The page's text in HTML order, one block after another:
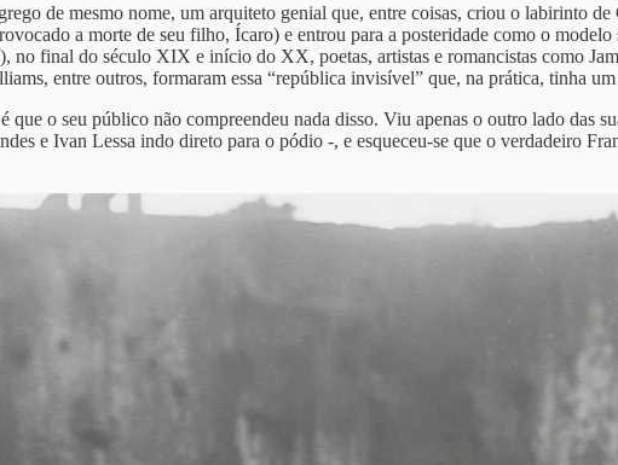
de mesmo nome, um arquiteto genial que, entre coisas, criou o labirinto de
a morte de seu filho, Ícaro) e entrou para a posteridade como o
no final do século XIX e início do XX, poetas, artistas e romancistas como
entre outros, formaram essa “república invisível” que, na prática, tinha
o seu público não compreendeu nada disso. Viu apenas o outro lado das
e Ivan Lessa indo direto para o pódio -, e esqueceu-se que o verdadeiro